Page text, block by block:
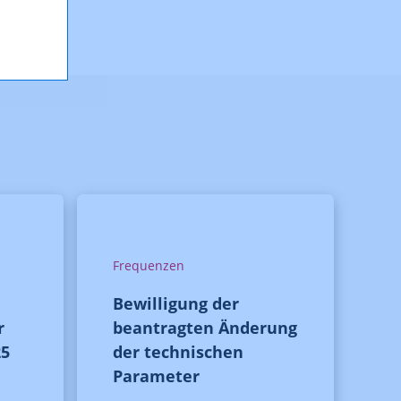
Frequenzen
Bewilligung der
beantragten Änderung
der technischen
Parameter